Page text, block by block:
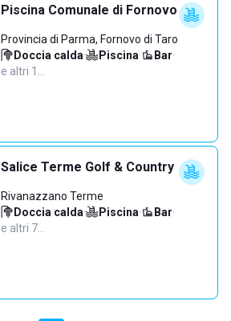
Piscina Comunale di Fornovo
Provincia di Parma, Fornovo di Taro
Doccia calda· Piscina· Bar·
e altri 1…
Salice Terme Golf & Country
Rivanazzano Terme
Doccia calda· Piscina· Bar·
e altri 7…